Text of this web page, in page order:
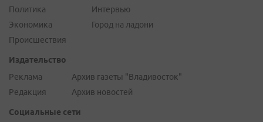
Политика
Экономика
Происшествия
Интервью
Город на ладони
Издательство
Реклама
Редакция
Архив газеты "Владивосток"
Архив новостей
Социальные сети